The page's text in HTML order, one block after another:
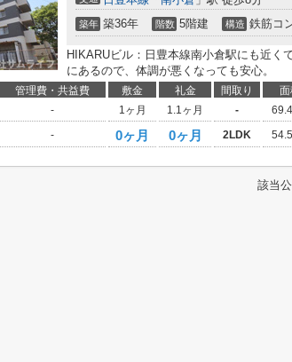
築年 築36年 階数 5階建 構造 鉄筋コ
HIKARUビル：日豊本線南小倉駅にも近く
にあるので、体調が悪くなっても安心。
管理費・共益費 敷金 礼金 間取り
- 1ヶ月 1.1ヶ月 -
- 0ヶ月 0ヶ月 2LDK
該当